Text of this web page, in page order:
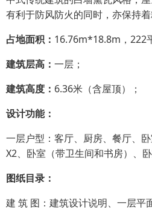
有利于防风防火的同时，亦保持着
占地面积： 16.76m*18.8m，222
建筑层高： 一层；
建筑高度： 6.36米（含屋顶）；
设计功能：
一层户型：客厅、厨房、餐厅、卧
X2、卧室（带卫生间和书房）、
图纸目录：
建 筑 图：建筑设计说明、一层平